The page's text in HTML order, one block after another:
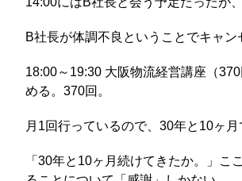
B社長が体調不良ということでキャン
18:00～19:30 大阪物流経営講座（
める。370回。
月1回行っているので、30年と10ヶ月
「30年と10ヶ月続けてきたか。」こ